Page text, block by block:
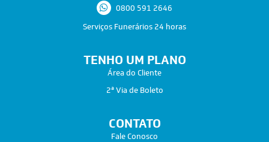
0800 591 2646
Serviços Funerários 24 horas
TENHO UM PLANO
Área do Cliente
2ª Via de Boleto
CONTATO
Fale Conosco